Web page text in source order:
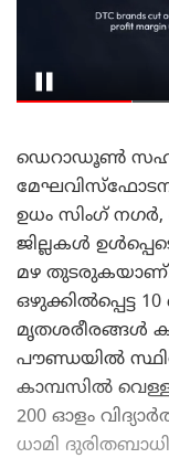
ഡെറാഡൂൺ
ഉധം സിംഗ്
ജില്ലകൾ
മഴ തുടരുകയാണ്.
ഒഴുക്കിൽപ്പെട്ട
മൃതശരീരങ്ങൾ
പൗണ്ഡയിൽ
കാമ്പസിൽ
200 ഓളം
ധാമി